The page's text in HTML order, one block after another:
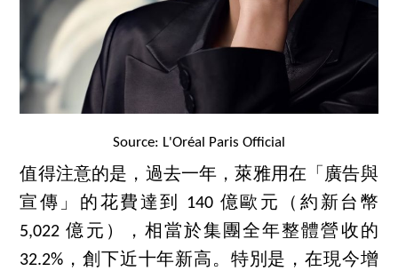
Source: L'Oréal Paris Official
值得注意的是，過去一年，萊雅用在「廣告與
宣傳」的花費達到 140 億歐元（約新台幣
5,022 億元），相當於集團全年整體營收的
32.2%，創下近十年新高。特別是，在現今增